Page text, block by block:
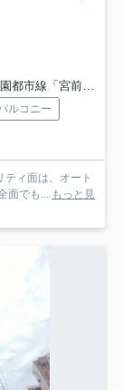
線「宮前平」駅 徒歩11分
ルコニー
ティ面は、オート
面でも...
もっと見